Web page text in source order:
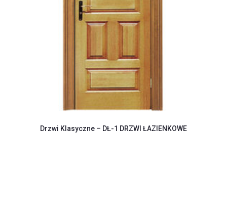
Drzwi Klasyczne – DŁ-1 DRZWI ŁAZIENKOWE